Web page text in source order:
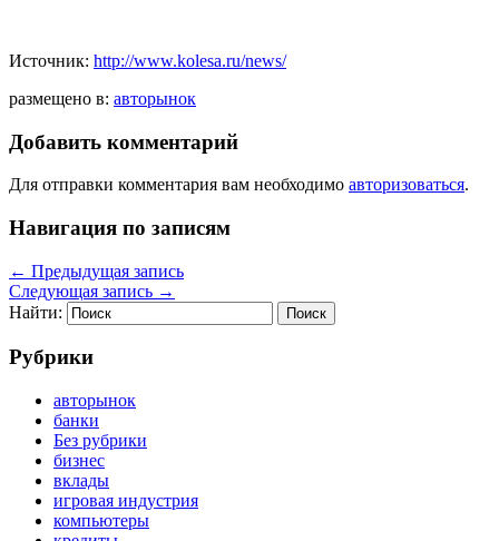
Источник: http://www.kolesa.ru/news/
размещено в: авторынок
Добавить комментарий
Для отправки комментария вам необходимо авторизоваться.
Навигация по записям
← Предыдущая запись
Следующая запись →
Найти:
Рубрики
авторынок
банки
Без рубрики
бизнес
вклады
игровая индустрия
компьютеры